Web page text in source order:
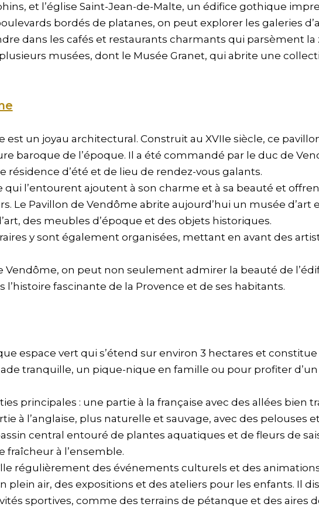
et l’église Saint-Jean-de-Malte, un édifice gothique
bordés de platanes, on peut explorer les galeries
dans les cafés et restaurants charmants qui parsèment la
musées, dont le Musée Granet, qui abrite une
est un joyau architectural. Construit au XVIIe siècle, ce
baroque de l’époque. Il a été commandé par le duc de
résidence d’été et de lieu de rendez-vous galants.
qui l’entourent ajoutent à son charme et à sa beauté et
Le Pavillon de Vendôme abrite aujourd’hui un musée d’art
des meubles d’époque et des objets historiques.
y sont également organisées, mettant en avant des
Vendôme, on peut non seulement admirer la beauté de
l’histoire fascinante de la Provence et de ses habitants.
espace vert qui s’étend sur environ 3 hectares et
tranquille, un pique-nique en famille ou pour profiter
principales : une partie à la française avec des allées bien
à l’anglaise, plus naturelle et sauvage, avec des pelouses
central entouré de plantes aquatiques et de fleurs de
à l’ensemble.
régulièrement des événements culturels et des
plein air, des expositions et des ateliers pour les enfants. Il
sportives, comme des terrains de pétanque et des aires